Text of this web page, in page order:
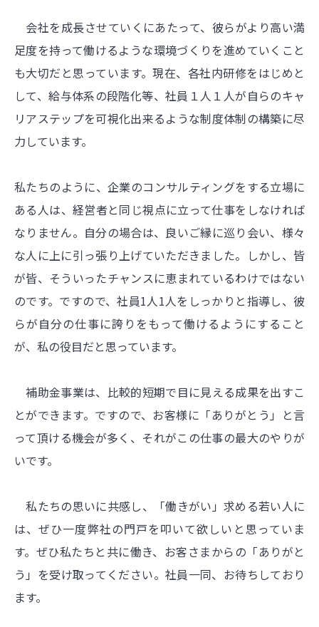
会社を成長させていくにあたって、彼らがより高い満
足度を持って働けるような環境づくりを進めていくこと
も大切だと思っています。現在、各社内研修をはじめと
して、給与体系の段階化等、社員１人１人が自らのキャ
リアステップを可視化出来るような制度体制の構築に尽
力しています。
私たちのように、企業のコンサルティングをする立場に
ある人は、経営者と同じ視点に立って仕事をしなければ
なりません。自分の場合は、良いご縁に巡り会い、様々
な人に上に引っ張り上げていただきました。しかし、皆
が皆、そういったチャンスに恵まれているわけではない
のです。ですので、社員1人1人をしっかりと指導し、彼
らが自分の仕事に誇りをもって働けるようにすること
が、私の役目だと思っています。
補助金事業は、比較的短期で目に見える成果を出すこ
とができます。ですので、お客様に「ありがとう」と言
って頂ける機会が多く、それがこの仕事の最大のやりが
いです。
私たちの思いに共感し、「働きがい」求める若い人に
は、ぜひ一度弊社の門戸を叩いて欲しいと思っていま
す。ぜひ私たちと共に働き、お客さまからの「ありがと
う」を受け取ってください。社員一同、お待ちしており
ます。